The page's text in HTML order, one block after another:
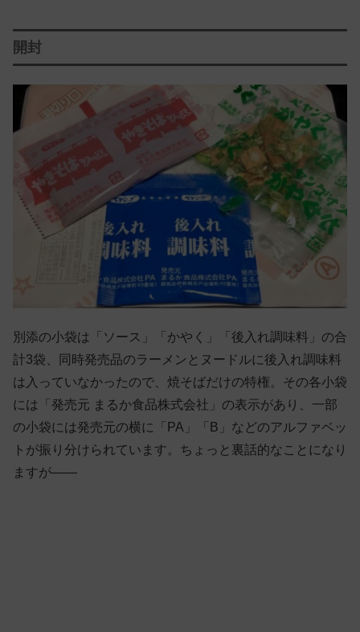
開封
別添の小袋は「ソース」「かやく」「後入れ調味料」の合
計3袋、同時発売品のラーメンとヌードルに後入れ調味料
は入っていなかったので、焼そばだけの特権。その各小袋
には「発売元 まるか食品株式会社」の表示があり、一部
の小袋には発売元の横に「PA」「B」などのアルファベッ
トが振り分けられています。ちょっと裏話的なことになり
ますが——